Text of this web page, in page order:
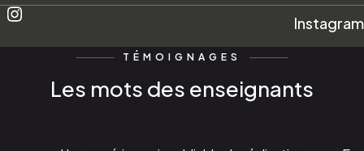
Instagram
TÉMOIGNAGES
Les mots des enseignants